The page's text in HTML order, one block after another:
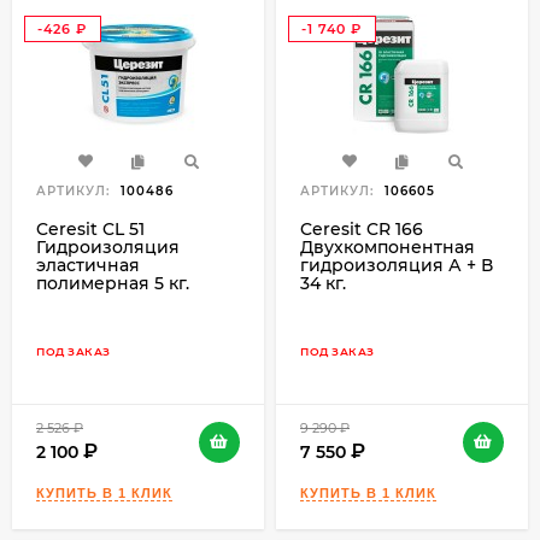
-426
₽
АРТИКУЛ: 100486
Ceresit CL 51
Гидроизоляция
эластичная
полимерная 5 кг.
ПОД ЗАКАЗ
2 526
2 100
-1 740
₽
АРТИКУЛ: 106605
Ceresit CR 166
Двухкомпонентная
гидроизоляция А + В
34 кг.
ПОД ЗАКАЗ
9 290
7 550